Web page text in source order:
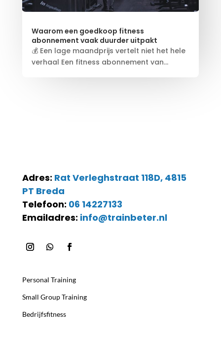
Waarom een goedkoop fitness
abonnement vaak duurder uitpakt
💰 Een lage maandprijs vertelt niet het hele
verhaal Een fitness abonnement van...
Adres: Rat Verleghstraat 118D, 4815
PT Breda
Telefoon: 06 14227133
Emailadres: info@trainbeter.nl
Personal Training
Small Group Training
Bedrijfsfitness